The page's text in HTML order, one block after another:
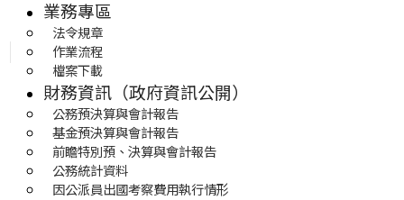
業務專區
法令規章
作業流程
檔案下載
財務資訊（政府資訊公開）
公務預決算與會計報告
基金預決算與會計報告
前瞻特別預、決算與會計報告
公務統計資料
因公派員出國考察費用執行情形